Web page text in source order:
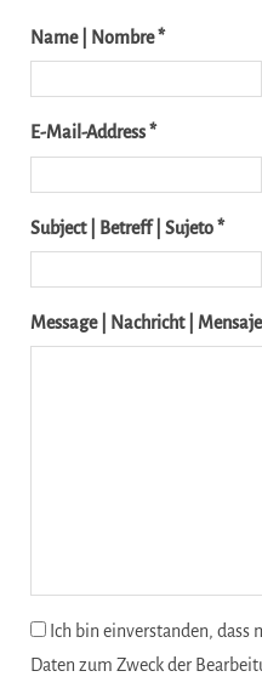
Name | Nombre *
E-Mail-Address *
Subject | Betreff | Sujeto *
Message | Nachricht |
Ich bin einverstanden,
Daten zum Zweck der